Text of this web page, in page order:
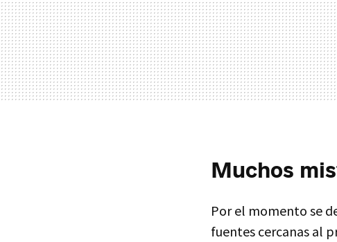
Muchos
Por el momento se
fuentes cercanas al